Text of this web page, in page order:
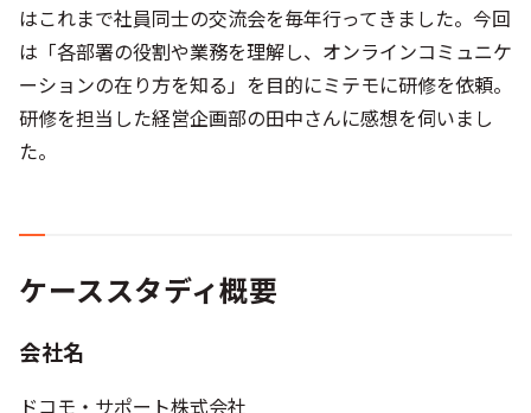
はこれまで社員同士の交流会を毎年行ってきました。今回
は「各部署の役割や業務を理解し、オンラインコミュニケ
ーションの在り方を知る」を目的にミテモに研修を依頼。
研修を担当した経営企画部の田中さんに感想を伺いまし
た。
ケーススタディ概要
会社名
ドコモ・サポート株式会社